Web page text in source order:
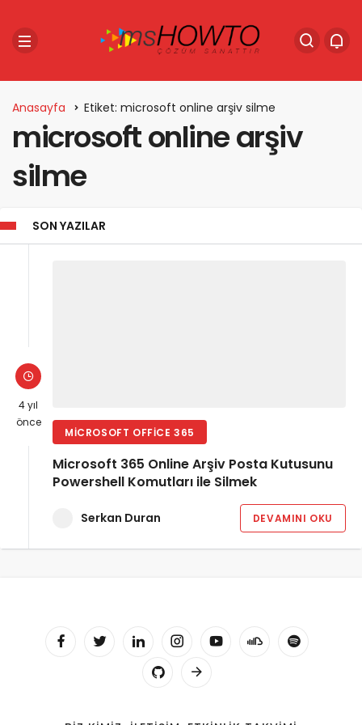
Anasayfa Etiket: microsoft online arşiv silme
microsoft online arşiv
silme
SON YAZILAR
4 yıl
önce
MICROSOFT OFFICE 365
Microsoft 365 Online Arşiv Posta Kutusunu
Powershell Komutları ile Silmek
Serkan Duran DEVAMINI OKU